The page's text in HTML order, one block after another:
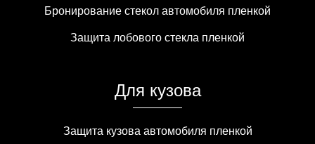
Бронирование стекол автомобиля пленкой
Защита лобового стекла пленкой
Для кузова
Защита кузова автомобиля пленкой